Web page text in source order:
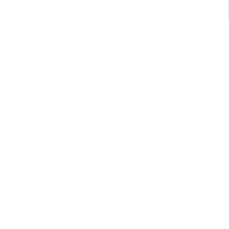
件的国产化。”特别引人注目的
段。这种材料是决定航空发动